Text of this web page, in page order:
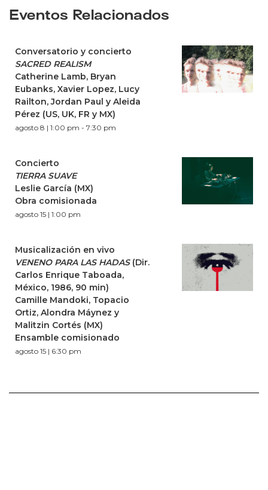
Eventos Relacionados
Conversatorio y concierto
SACRED REALISM
Catherine Lamb, Bryan
Eubanks, Xavier Lopez, Lucy
Railton, Jordan Paul y Aleida
Pérez (US, UK, FR y MX)
agosto 8 | 1:00 pm - 7:30 pm
Concierto
TIERRA SUAVE
Leslie García (MX)
Obra comisionada
agosto 15 | 1:00 pm
Musicalización en vivo
VENENO PARA LAS HADAS(Dir.
Carlos Enrique Taboada,
México, 1986, 90 min)
Camille Mandoki, Topacio
Ortiz, Alondra Máynez y
Malitzin Cortés (MX)
Ensamble comisionado
agosto 15 | 6:30 pm